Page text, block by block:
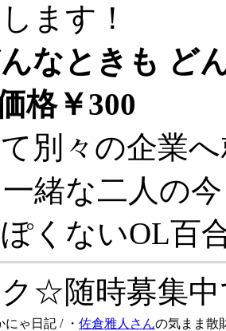
ます！
んなときも ど
格￥300
別々の企業
緒な二人の
くないOL百
ク☆随時募集
にゃ日記 / ・ 佐倉雅人さんの気まま散